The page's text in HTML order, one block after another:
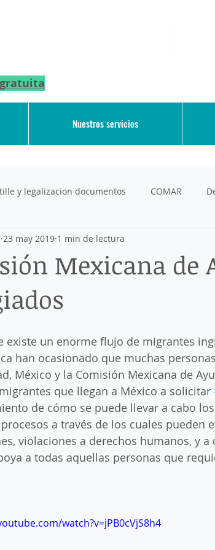
Nuestros servicios
y legalizacion documentos COMAR
Deportation
migratoria
Investing in México Invitation
de salida de México Permiso de trabajo
Regularización migratoria en México
Mexicana de
23 may 2019 1 min de lectura
existe un enorme flujo de migrantes
han ocasionado que muchas
México y la Comisión Mexicana de
que llegan a México a solicitar
de cómo se puede llevar a cabo
a través de los cuales pueden
violaciones a derechos humanos, y
a todas aquellas personas que
watch?v=jPB0cVjS8h4